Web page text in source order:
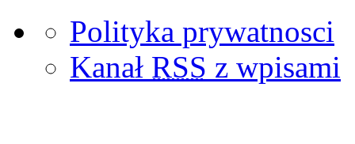
Polityka prywatnosci
Kanał RSS z wpisami